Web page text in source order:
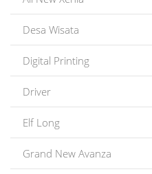
Desa Wisata
Digital Printing
Driver
Elf Long
Grand New Avanza